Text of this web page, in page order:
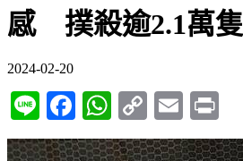
感 撲殺逾2.1萬隻
2024-02-20
LineFacebook
WhatsApp
Copy
Link
Email